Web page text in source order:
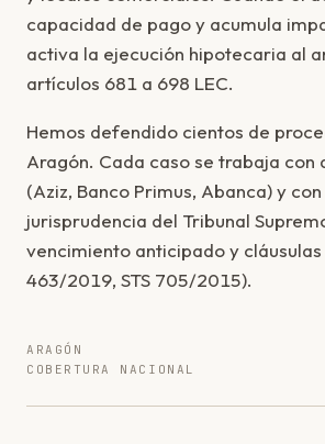
capacidad de pago y acumula
activa la ejecución hipotecaria al
artículos 681 a 698 LEC.
Hemos defendido cientos de
Aragón. Cada caso se trabaja con
(Aziz, Banco Primus, Abanca) y con
jurisprudencia del Tribunal
vencimiento anticipado y cláusulas
463/2019, STS 705/2015).
ARAGÓN
COBERTURA NACIONAL